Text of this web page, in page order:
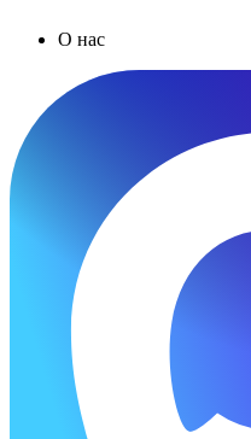
О нас